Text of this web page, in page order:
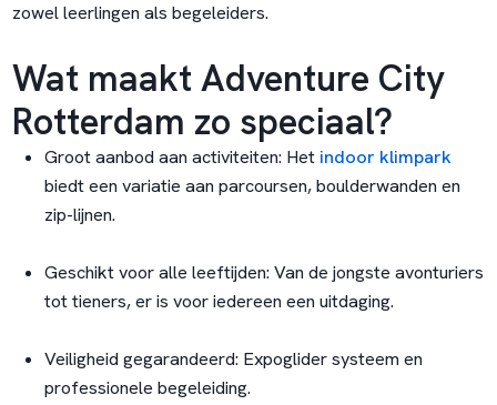
zowel leerlingen als begeleiders.
Wat maakt Adventure City
Rotterdam zo speciaal?
Groot aanbod aan activiteiten: Het indoor klimpark
biedt een variatie aan parcoursen, boulderwanden en
zip-lijnen.
Geschikt voor alle leeftijden: Van de jongste avonturiers
tot tieners, er is voor iedereen een uitdaging.
Veiligheid gegarandeerd: Expoglider systeem en
professionele begeleiding.